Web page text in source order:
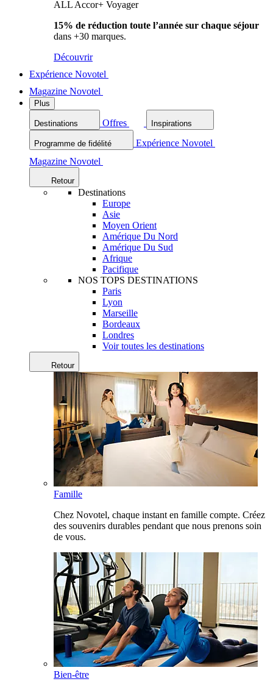
ALL Accor+ Voyager
15% de réduction toute l’année sur chaque séjour
dans +30 marques.
Découvrir
Expérience Novotel
Magazine Novotel
Plus
Destinations Offres Inspirations
Programme de fidélité
Expérience Novotel
Magazine Novotel
Retour
Destinations
Europe
Asie
Moyen Orient
Amérique Du Nord
Amérique Du Sud
Afrique
Pacifique
NOS TOPS DESTINATIONS
Paris
Lyon
Marseille
Bordeaux
Londres
Voir toutes les destinations
Retour
Famille
Chez Novotel, chaque instant en famille compte. Créez
des souvenirs durables pendant que nous prenons soin
de vous.
Bien-être